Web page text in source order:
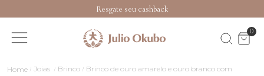
Resgate seu cashback
0
Joias Brinco
Brinco de ouro amarelo e ouro branco com